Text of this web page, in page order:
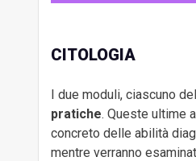
CITOLOGIA
I due moduli, ciascuno
pratiche. Queste ultime
concreto delle abilità
mentre verranno